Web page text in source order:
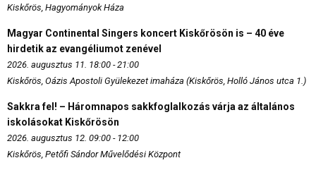
Kiskőrös, Hagyományok Háza
Magyar Continental Singers koncert Kiskőrösön is – 40 éve
hirdetik az evangéliumot zenével
2026. augusztus 11. 18:00 - 21:00
Kiskőrös, Oázis Apostoli Gyülekezet imaháza (Kiskőrös, Holló János utca 1.)
Sakkra fel! – Háromnapos sakkfoglalkozás várja az általános
iskolásokat Kiskőrösön
2026. augusztus 12. 09:00 - 12:00
Kiskőrös, Petőfi Sándor Művelődési Központ